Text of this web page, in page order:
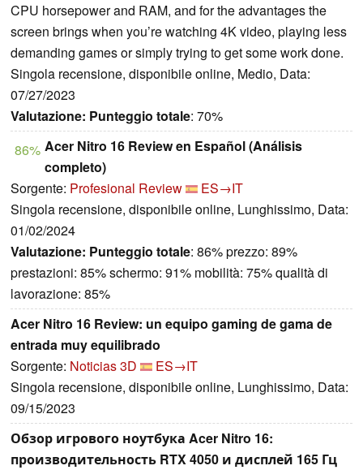
CPU horsepower and RAM, and for the advantages the
screen brings when you’re watching 4K video, playing less
demanding games or simply trying to get some work done.
Singola recensione, disponibile online, Medio, Data:
07/27/2023
Valutazione: Punteggio totale: 70%
86% Acer Nitro 16 Review en Español (Análisis
completo)
Sorgente: Profesional Review
ES→IT
Singola recensione, disponibile online, Lunghissimo, Data:
01/02/2024
Valutazione: Punteggio totale: 86% prezzo: 89%
prestazioni: 85% schermo: 91% mobilità: 75% qualità di
lavorazione: 85%
Acer Nitro 16 Review: un equipo gaming de gama de
entrada muy equilibrado
Sorgente: Noticias 3D
ES→IT
Singola recensione, disponibile online, Lunghissimo, Data:
09/15/2023
Обзор игрового ноутбука Acer Nitro 16:
производительность RTX 4050 и дисплей 165 Гц